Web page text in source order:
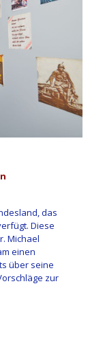
das
Diese
Michael
einen
über seine
zur